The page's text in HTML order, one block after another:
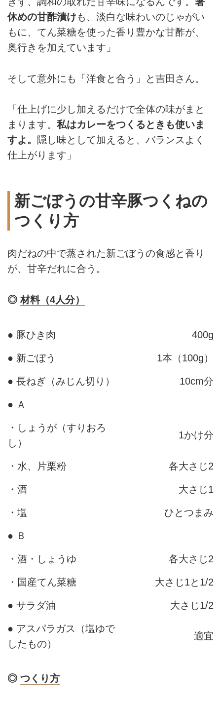
休めの甘酢漬けも、淡白な味わいのじゃがい
もに、てん菜糖を使った香り豊かな甘酢が、
奥行きを加えています」
そして意外にも「洋食と合う」と吉田さん。
「仕上げに少し加えるだけで全体の味がまと
まります。 私はカレーをつくるときも使いま
すよ。 隠し味として加えると、バランスよく
仕上がります」
新ごぼうの甘辛豚つくねの
つくり方
肉だねの中で蒸された新ごぼうの食感と香り
が、甘辛だれに合う。
◎材料（4人分）
● 豚ひき肉 400g
● 新ごぼう 1本（100g）
● 長ねぎ（みじん切り） 10cm分
● Ａ
・しょうが（すりおろ
し）
1かけ分
・水、片栗粉 各大さじ2
・酒 大さじ1
・塩 ひとつまみ
● Ｂ
・酒・しょうゆ 各大さじ2
・国産てん菜糖 大さじ1と1/2
● サラダ油 大さじ1/2
● アスパラガス（塩ゆで
したもの）
適宜
◎ つくり方